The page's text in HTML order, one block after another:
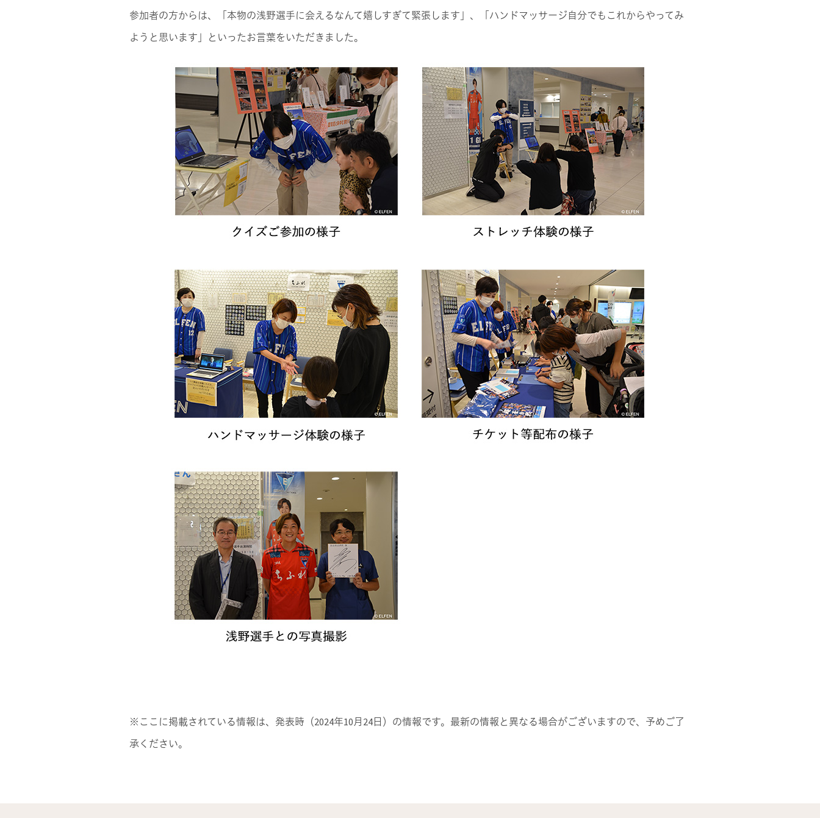
参加者の方からは、「本物の浅野選手に会えるなんて嬉しすぎて緊張します」、「ハンドマッサージ自分でもこれからやってみ
ようと思います」といったお言葉をいただきました。
※ここに掲載されている情報は、発表時（2024年10月24日）の情報です。最新の情報と異なる場合がございますので、予めご了
承ください。